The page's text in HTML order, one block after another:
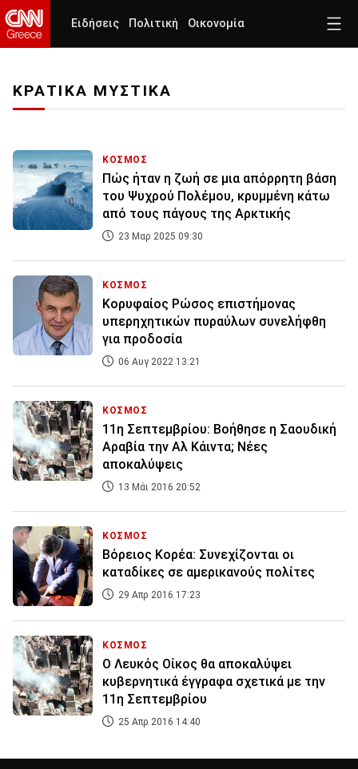
Ειδήσεις Πολιτική Οικονομία
ΚΡΑΤΙΚΑ ΜΥΣΤΙΚΑ
ΚΟΣΜΟΣ
Πώς ήταν η ζωή σε μια απόρρητη βάση
του Ψυχρού Πολέμου, κρυμμένη κάτω
από τους πάγους της Αρκτικής
23 Μαρ 2025 09:30
ΚΟΣΜΟΣ
Κορυφαίος Ρώσος επιστήμονας
υπερηχητικών πυραύλων συνελήφθη
για προδοσία
06 Αυγ 2022 13:21
ΚΟΣΜΟΣ
11η Σεπτεμβρίου: Βοήθησε η Σαουδική
Αραβία την Αλ Κάιντα; Νέες
αποκαλύψεις
13 Μάι 2016 20:52
ΚΟΣΜΟΣ
Βόρειος Κορέα: Συνεχίζονται οι
καταδίκες σε αμερικανούς πολίτες
29 Απρ 2016 17:23
ΚΟΣΜΟΣ
Ο Λευκός Οίκος θα αποκαλύψει
κυβερνητικά έγγραφα σχετικά με την
11η Σεπτεμβρίου
25 Απρ 2016 14:40